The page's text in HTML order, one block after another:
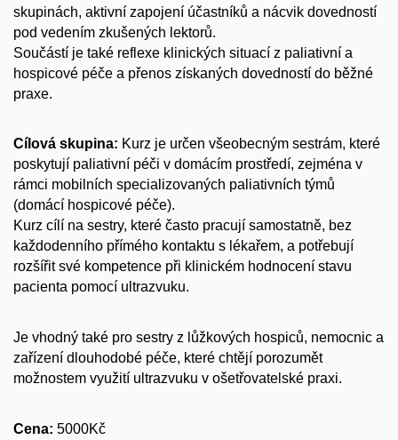
skupinách, aktivní zapojení účastníků a nácvik dovedností
pod vedením zkušených lektorů.
Součástí je také reflexe klinických situací z paliativní a
hospicové péče a přenos získaných dovedností do běžné
praxe.
Cílová skupina: Kurz je určen všeobecným sestrám, které
poskytují paliativní péči v domácím prostředí, zejména v
rámci mobilních specializovaných paliativních týmů
(domácí hospicové péče).
Kurz cílí na sestry, které často pracují samostatně, bez
každodenního přímého kontaktu s lékařem, a potřebují
rozšířit své kompetence při klinickém hodnocení stavu
pacienta pomocí ultrazvuku.
Je vhodný také pro sestry z lůžkových hospiců, nemocnic a
zařízení dlouhodobé péče, které chtějí porozumět
možnostem využití ultrazvuku v ošetřovatelské praxi.
​Cena: 5000Kč